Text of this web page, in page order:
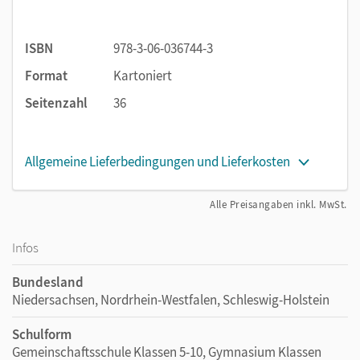
A career as a model
Making a contribution u. a.
Self-driving cars
ISBN
978-3-06-036744-3
Format
Kartoniert
Seitenzahl
36
Allgemeine Lieferbedingungen und Lieferkosten
Alle Preisangaben inkl. MwSt.
Infos
Bundesland
Niedersachsen, Nordrhein-Westfalen, Schleswig-Holstein
Schulform
Gemeinschaftsschule Klassen 5-10, Gymnasium Klassen